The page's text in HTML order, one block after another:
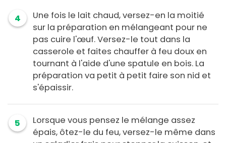
4
Une fois le lait chaud, versez-en la moitié
sur la préparation en mélangeant pour ne
pas cuire l'œuf. Versez-le tout dans la
casserole et faites chauffer à feu doux en
tournant à l'aide d'une spatule en bois. La
préparation va petit à petit faire son nid et
s'épaissir.
5
Lorsque vous pensez le mélange assez
épais, ôtez-le du feu, versez-le même dans